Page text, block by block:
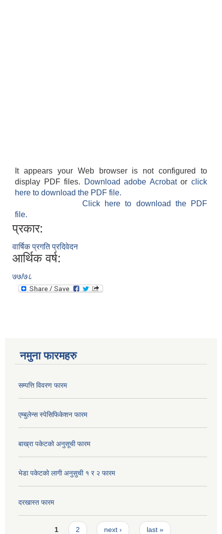
It appears your Web browser is not configured to
display PDF files.
Download adobe Acrobatorclick
here to download the PDF file.
Click here to download the PDF
file.
प्रकार:
वार्षिक प्रगति प्रदिवेदन
आर्थिक वर्ष:
७७/७८
नमुना फारमहरु
सम्पत्ति विवरण फारम
एम्बुलेन्स स्पेसिफिकेशन फारम
बाख्रा पकेटको अनुसूची फारम
भेडा पकेटको लागी अनुसुची १ र २ फारम
दरखास्त फारम
Pages1 2 next › last »